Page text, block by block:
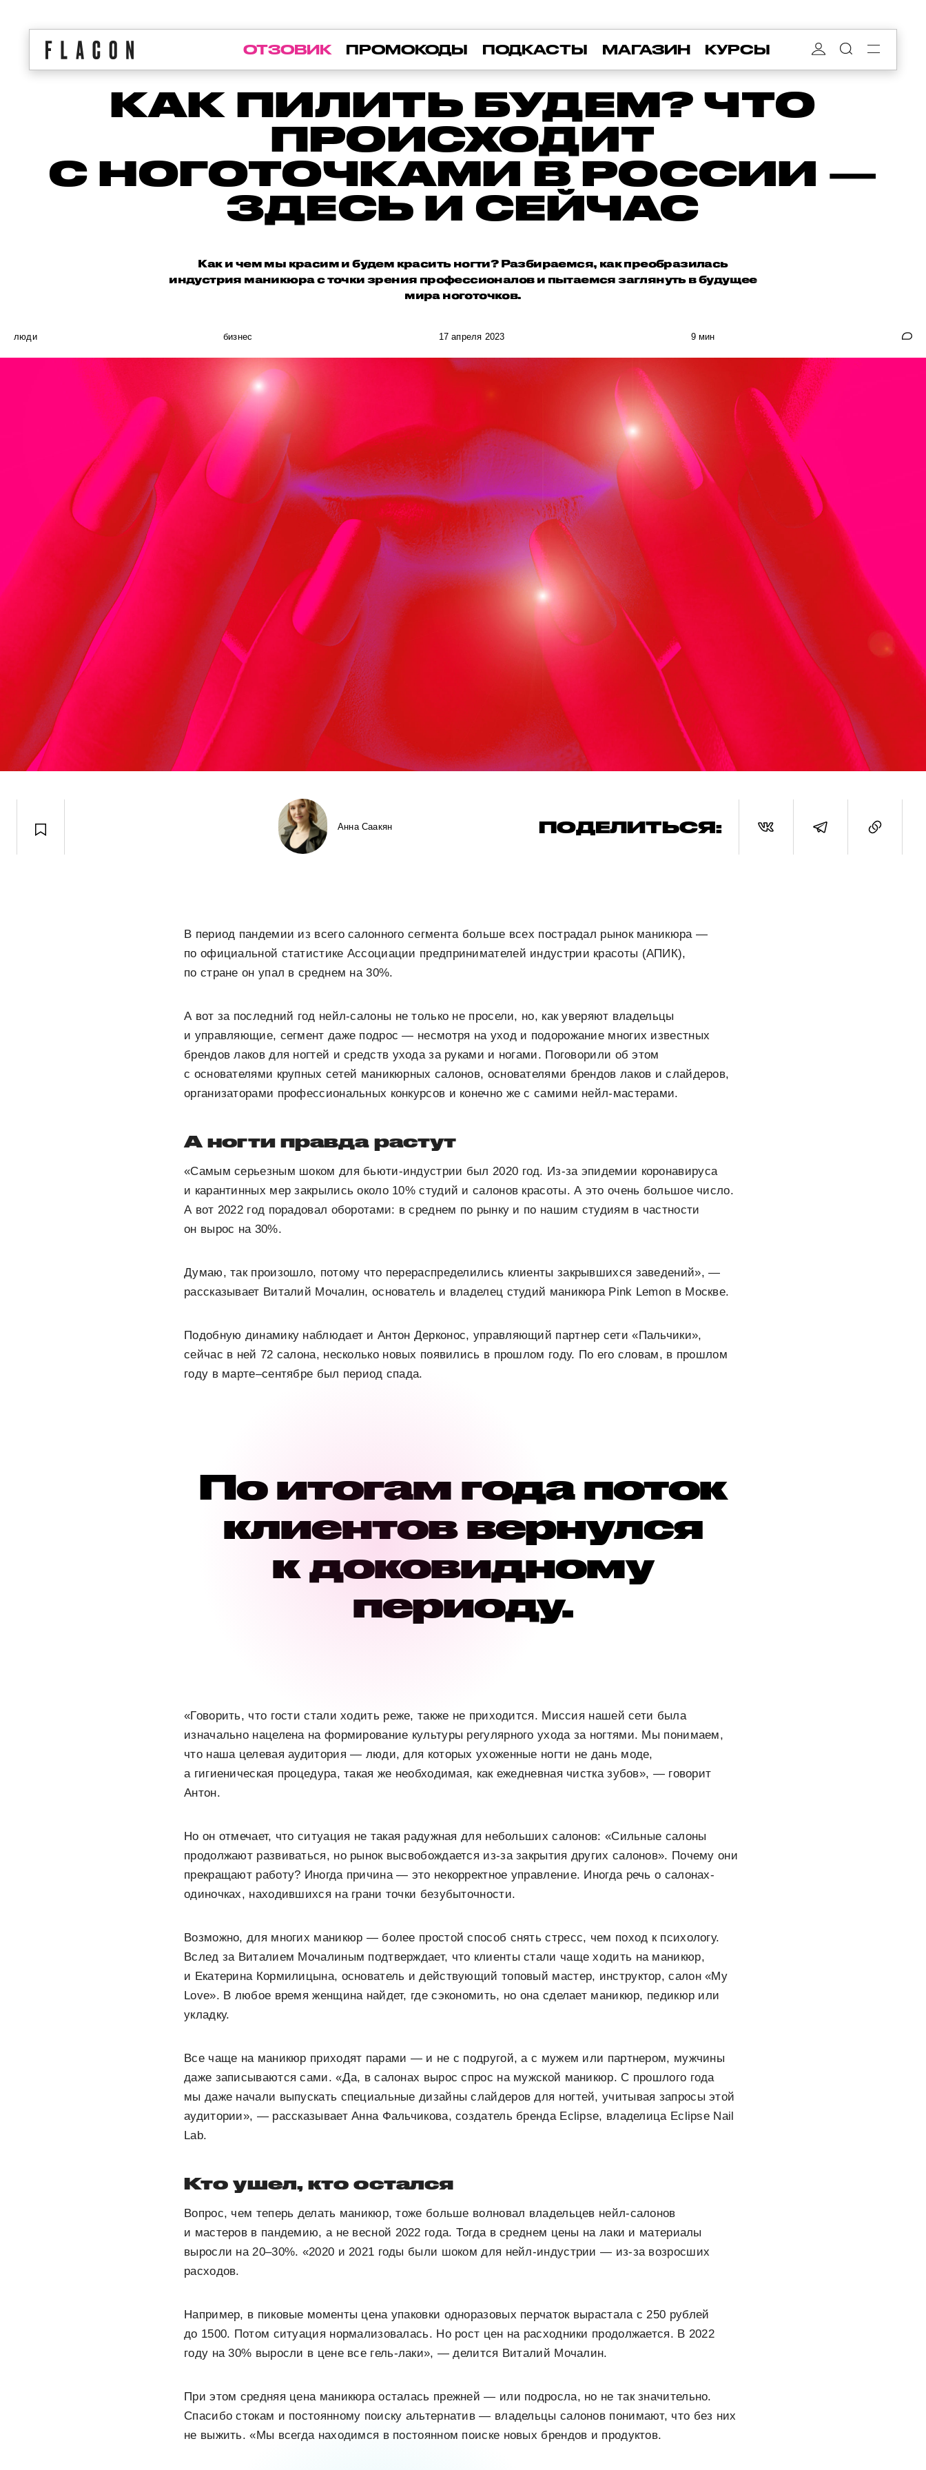
ОТЗОВИК ПРОМОКОДЫ ПОДКАСТЫ МАГАЗИН КУРСЫ
КАК ПИЛИТЬ БУДЕМ? ЧТО
ПРОИСХОДИТ
С НОГОТОЧКАМИ В РОССИИ —
ЗДЕСЬ И СЕЙЧАС
Как и чем мы красим и будем красить ногти? Разбираемся, как преобразилась
индустрия маникюра с точки зрения профессионалов и пытаемся заглянуть в будущее
мира ноготочков.
люди бизнес 17 апреля 2023 9 мин
Анна Саакян ПОДЕЛИТЬСЯ:
В период пандемии из всего салонного сегмента больше всех пострадал рынок маникюра —
по официальной статистике Ассоциации предпринимателей индустрии красоты (АПИК),
по стране он упал в среднем на 30%.
А вот за последний год нейл-салоны не только не просели, но, как уверяют владельцы
и управляющие, сегмент даже подрос — несмотря на уход и подорожание многих известных
брендов лаков для ногтей и средств ухода за руками и ногами. Поговорили об этом
с основателями крупных сетей маникюрных салонов, основателями брендов лаков и слайдеров,
организаторами профессиональных конкурсов и конечно же с самими нейл-мастерами.
А ногти правда растут
«Самым серьезным шоком для бьюти-индустрии был 2020 год. Из-за эпидемии коронавируса
и карантинных мер закрылись около 10% студий и салонов красоты. А это очень большое число.
А вот 2022 год порадовал оборотами: в среднем по рынку и по нашим студиям в частности
он вырос на 30%.
Думаю, так произошло, потому что перераспределились клиенты закрывшихся заведений», —
рассказывает Виталий Мочалин, основатель и владелец студий маникюра Pink Lemon в Москве.
Подобную динамику наблюдает и Антон Дерконос, управляющий партнер сети «Пальчики»,
сейчас в ней 72 салона, несколько новых появились в прошлом году. По его словам, в прошлом
году в марте–сентябре был период спада.
По итогам года поток
клиентов вернулся
к доковидному
периоду.
«Говорить, что гости стали ходить реже, также не приходится. Миссия нашей сети была
изначально нацелена на формирование культуры регулярного ухода за ногтями. Мы понимаем,
что наша целевая аудитория — люди, для которых ухоженные ногти не дань моде,
а гигиеническая процедура, такая же необходимая, как ежедневная чистка зубов», — говорит
Антон.
Но он отмечает, что ситуация не такая радужная для небольших салонов: «Сильные салоны
продолжают развиваться, но рынок высвобождается из-за закрытия других салонов». Почему они
прекращают работу? Иногда причина — это некорректное управление. Иногда речь о салонах-
одиночках, находившихся на грани точки безубыточности.
Возможно, для многих маникюр — более простой способ снять стресс, чем поход к психологу.
Вслед за Виталием Мочалиным подтверждает, что клиенты стали чаще ходить на маникюр,
и Екатерина Кормилицына, основатель и действующий топовый мастер, инструктор, салон «My
Love». В любое время женщина найдет, где сэкономить, но она сделает маникюр, педикюр или
укладку.
Все чаще на маникюр приходят парами — и не с подругой, а с мужем или партнером, мужчины
даже записываются сами. «Да, в салонах вырос спрос на мужской маникюр. С прошлого года
мы даже начали выпускать специальные дизайны слайдеров для ногтей, учитывая запросы этой
аудитории», — рассказывает Анна Фальчикова, создатель бренда Eclipse, владелица Eclipse Nail
Lab.
Кто ушел, кто остался
Вопрос, чем теперь делать маникюр, тоже больше волновал владельцев нейл-салонов
и мастеров в пандемию, а не весной 2022 года. Тогда в среднем цены на лаки и материалы
выросли на 20–30%. «2020 и 2021 годы были шоком для нейл-индустрии — из-за возросших
расходов.
Например, в пиковые моменты цена упаковки одноразовых перчаток вырастала с 250 рублей
до 1500. Потом ситуация нормализовалась. Но рост цен на расходники продолжается. В 2022
году на 30% выросли в цене все гель-лаки», — делится Виталий Мочалин.
При этом средняя цена маникюра осталась прежней — или подросла, но не так значительно.
Спасибо стокам и постоянному поиску альтернатив — владельцы салонов понимают, что без них
не выжить. «Мы всегда находимся в постоянном поиске новых брендов и продуктов.